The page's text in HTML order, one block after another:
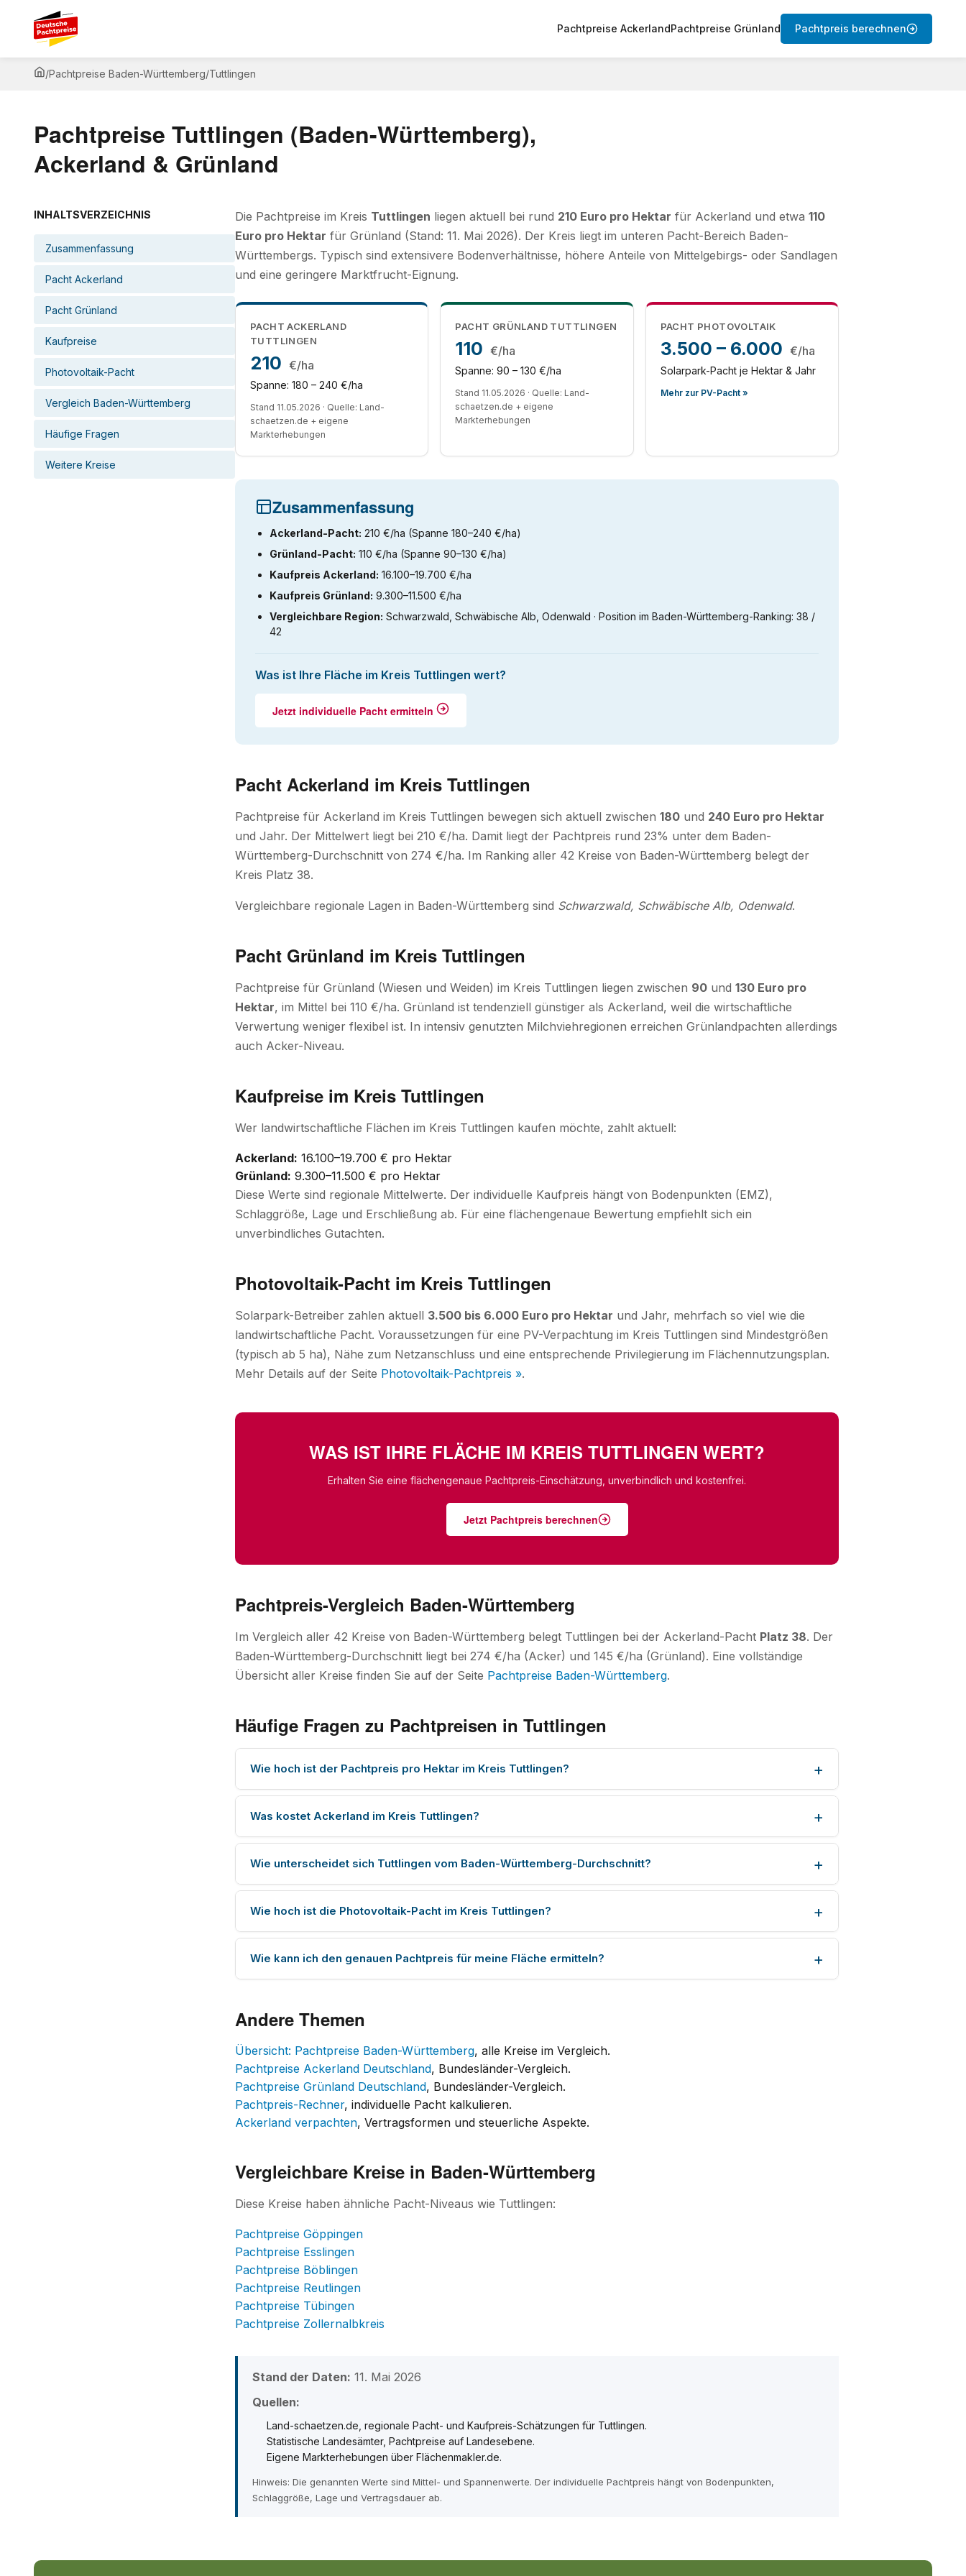
Pachtpreise AckerlandPachtpreise Grünland Pachtpreis berechnen
/Pachtpreise Baden-Württemberg/Tuttlingen
Pachtpreise Tuttlingen (Baden-Württemberg),
Ackerland & Grünland
INHALTSVERZEICHNIS
Zusammenfassung
Pacht Ackerland
Pacht Grünland
Kaufpreise
Photovoltaik-Pacht
Vergleich Baden-Württemberg
Häufige Fragen
Weitere Kreise
Die Pachtpreise im Kreis Tuttlingen liegen aktuell bei rund 210 Euro pro Hektar für Ackerland und etwa 110
Euro pro Hektar für Grünland (Stand: 11. Mai 2026). Der Kreis liegt im unteren Pacht-Bereich Baden-
Württembergs. Typisch sind extensivere Bodenverhältnisse, höhere Anteile von Mittelgebirgs- oder Sandlagen
und eine geringere Marktfrucht-Eignung.
PACHT ACKERLAND
TUTTLINGEN
210 €/ha
Spanne: 180 – 240 €/ha
Stand 11.05.2026 · Quelle: Land-
schaetzen.de + eigene
Markterhebungen
PACHT GRÜNLAND TUTTLINGEN
110 €/ha
Spanne: 90 – 130 €/ha
Stand 11.05.2026 · Quelle: Land-
schaetzen.de + eigene
Markterhebungen
PACHT PHOTOVOLTAIK
3.500 – 6.000 €/ha
Solarpark-Pacht je Hektar & Jahr
Mehr zur PV-Pacht »
Zusammenfassung
Ackerland-Pacht: 210 €/ha (Spanne 180–240 €/ha)
Grünland-Pacht: 110 €/ha (Spanne 90–130 €/ha)
Kaufpreis Ackerland: 16.100–19.700 €/ha
Kaufpreis Grünland: 9.300–11.500 €/ha
Vergleichbare Region: Schwarzwald, Schwäbische Alb, Odenwald · Position im Baden-Württemberg-Ranking: 38 /
42
Was ist Ihre Fläche im Kreis Tuttlingen wert?
Jetzt individuelle Pacht ermitteln
Pacht Ackerland im Kreis Tuttlingen
Pachtpreise für Ackerland im Kreis Tuttlingen bewegen sich aktuell zwischen 180 und 240 Euro pro Hektar
und Jahr. Der Mittelwert liegt bei 210 €/ha. Damit liegt der Pachtpreis rund 23% unter dem Baden-
Württemberg-Durchschnitt von 274 €/ha. Im Ranking aller 42 Kreise von Baden-Württemberg belegt der
Kreis Platz 38.
Vergleichbare regionale Lagen in Baden-Württemberg sind Schwarzwald, Schwäbische Alb, Odenwald.
Pacht Grünland im Kreis Tuttlingen
Pachtpreise für Grünland (Wiesen und Weiden) im Kreis Tuttlingen liegen zwischen 90 und 130 Euro pro
Hektar, im Mittel bei 110 €/ha. Grünland ist tendenziell günstiger als Ackerland, weil die wirtschaftliche
Verwertung weniger flexibel ist. In intensiv genutzten Milchviehregionen erreichen Grünlandpachten allerdings
auch Acker-Niveau.
Kaufpreise im Kreis Tuttlingen
Wer landwirtschaftliche Flächen im Kreis Tuttlingen kaufen möchte, zahlt aktuell:
Ackerland: 16.100–19.700 € pro Hektar
Grünland: 9.300–11.500 € pro Hektar
Diese Werte sind regionale Mittelwerte. Der individuelle Kaufpreis hängt von Bodenpunkten (EMZ),
Schlaggröße, Lage und Erschließung ab. Für eine flächengenaue Bewertung empfiehlt sich ein
unverbindliches Gutachten.
Photovoltaik-Pacht im Kreis Tuttlingen
Solarpark-Betreiber zahlen aktuell 3.500 bis 6.000 Euro pro Hektar und Jahr, mehrfach so viel wie die
landwirtschaftliche Pacht. Voraussetzungen für eine PV-Verpachtung im Kreis Tuttlingen sind Mindestgrößen
(typisch ab 5 ha), Nähe zum Netzanschluss und eine entsprechende Privilegierung im Flächennutzungsplan.
Mehr Details auf der Seite Photovoltaik-Pachtpreis ».
WAS IST IHRE FLÄCHE IM KREIS TUTTLINGEN WERT?
Erhalten Sie eine flächengenaue Pachtpreis-Einschätzung, unverbindlich und kostenfrei.
Jetzt Pachtpreis berechnen
Pachtpreis-Vergleich Baden-Württemberg
Im Vergleich aller 42 Kreise von Baden-Württemberg belegt Tuttlingen bei der Ackerland-Pacht Platz 38. Der
Baden-Württemberg-Durchschnitt liegt bei 274 €/ha (Acker) und 145 €/ha (Grünland). Eine vollständige
Übersicht aller Kreise finden Sie auf der Seite Pachtpreise Baden-Württemberg.
Häufige Fragen zu Pachtpreisen in Tuttlingen
Wie hoch ist der Pachtpreis pro Hektar im Kreis Tuttlingen?
Was kostet Ackerland im Kreis Tuttlingen?
Wie unterscheidet sich Tuttlingen vom Baden-Württemberg-Durchschnitt?
Wie hoch ist die Photovoltaik-Pacht im Kreis Tuttlingen?
Wie kann ich den genauen Pachtpreis für meine Fläche ermitteln?
Andere Themen
Übersicht: Pachtpreise Baden-Württemberg, alle Kreise im Vergleich.
Pachtpreise Ackerland Deutschland, Bundesländer-Vergleich.
Pachtpreise Grünland Deutschland, Bundesländer-Vergleich.
Pachtpreis-Rechner, individuelle Pacht kalkulieren.
Ackerland verpachten, Vertragsformen und steuerliche Aspekte.
Vergleichbare Kreise in Baden-Württemberg
Diese Kreise haben ähnliche Pacht-Niveaus wie Tuttlingen:
Pachtpreise Göppingen
Pachtpreise Esslingen
Pachtpreise Böblingen
Pachtpreise Reutlingen
Pachtpreise Tübingen
Pachtpreise Zollernalbkreis
Stand der Daten: 11. Mai 2026
Quellen:
Land-schaetzen.de, regionale Pacht- und Kaufpreis-Schätzungen für Tuttlingen.
Statistische Landesämter, Pachtpreise auf Landesebene.
Eigene Markterhebungen über Flächenmakler.de.
Hinweis: Die genannten Werte sind Mittel- und Spannenwerte. Der individuelle Pachtpreis hängt von Bodenpunkten,
Schlaggröße, Lage und Vertragsdauer ab.